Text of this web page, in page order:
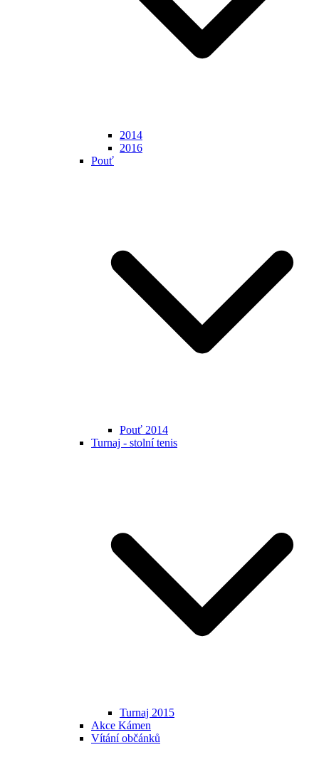
2014
2016
Pouť
Pouť 2014
Turnaj - stolní tenis
Turnaj 2015
Akce Kámen
Vítání občánků